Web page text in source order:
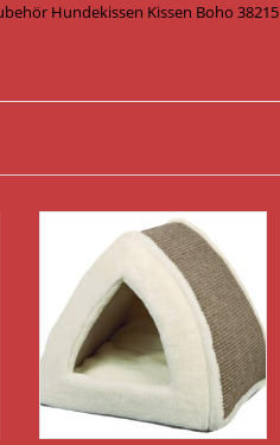
Hundekissen Kissen Boho